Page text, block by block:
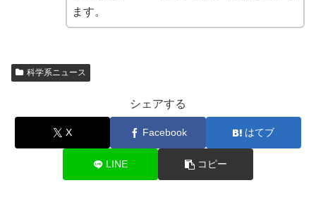
ます。
科学系ニュース
シェアする
X Facebook はてブ
LINE コピー